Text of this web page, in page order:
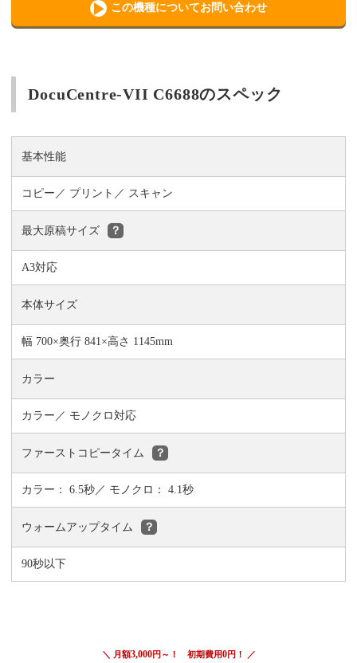
この機種についてお問い合わせ
DocuCentre-VII C6688のスペック
基本性能
コピー プリント スキャン
最大原稿サイズ ？
A3対応
本体サイズ
幅 700×奥行 841×高さ 1145mm
カラー
カラー／ モノクロ対応
ファーストコピータイム ？
カラー： 6.5秒／ モノクロ： 4.1秒
ウォームアップタイム ？
90秒以下
＼ 月額3,000円～！ 初期費用0円！ ／